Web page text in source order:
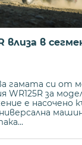
влиза в
гамата си от
WR125R за
е насочено